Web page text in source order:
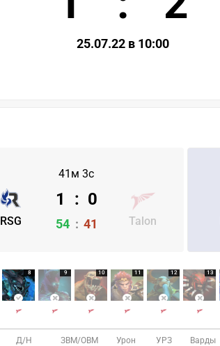
25.07.22 в 10:00
41м 3с
RSG Talon
1 : 0
54 : 41
8 9 10 11 12 13
Д/Н ЗВМ/ОВМ Урон УРЗ Варды